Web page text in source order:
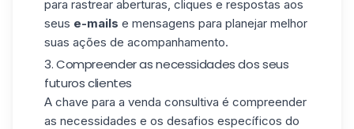
para rastrear aberturas, cliques e respostas aos
seus e-mails e mensagens para planejar melhor
suas ações de acompanhamento.
3. Compreender as necessidades dos seus
futuros clientes
A chave para a venda consultiva é compreender
as necessidades e os desafios específicos do